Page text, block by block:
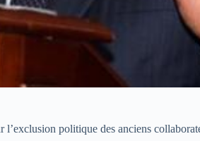
politique des anciens